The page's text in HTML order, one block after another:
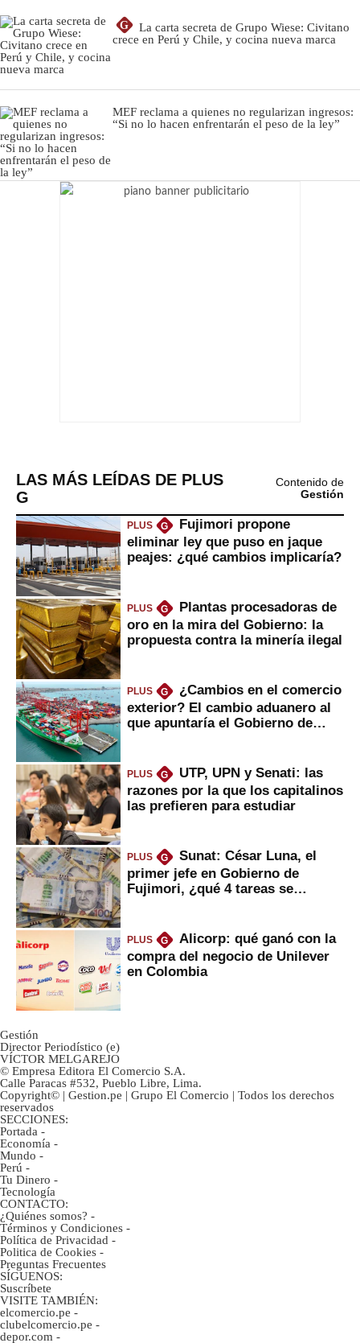
G
La carta secreta de Grupo Wiese: Civitano
crece en Perú y Chile, y cocina nueva marca
MEF reclama a quienes no regularizan ingresos:
“Si no lo hacen enfrentarán el peso de la ley”
LAS MÁS LEÍDAS DE PLUS
G
Contenido de
Gestión
PLUS G
Fujimori propone
eliminar ley que puso en jaque
peajes: ¿qué cambios implicaría?
PLUS G
Plantas procesadoras de
oro en la mira del Gobierno: la
propuesta contra la minería ilegal
PLUS G
¿Cambios en el comercio
exterior? El cambio aduanero al
que apuntaría el Gobierno de
PLUS G
UTP, UPN y Senati: las
razones por la que los capitalinos
las prefieren para estudiar
PLUS G
Sunat: César Luna, el
primer jefe en Gobierno de
Fujimori, ¿qué 4 tareas se
PLUS G
Alicorp: qué ganó con la
compra del negocio de Unilever
en Colombia
Gestión
Director Periodístico (e)
VÍCTOR MELGAREJO
© Empresa Editora El Comercio S.A.
Calle Paracas #532, Pueblo Libre, Lima.
Copyright© | Gestion.pe | Grupo El Comercio | Todos los derechos
reservados
SECCIONES:
Portada -
Economía -
Mundo -
Perú -
Tu Dinero -
Tecnología
CONTACTO:
¿Quiénes somos? -
Términos y Condiciones -
Política de Privacidad -
Politica de Cookies -
Preguntas Frecuentes
SÍGUENOS:
Suscríbete
VISITE TAMBIÉN:
elcomercio.pe -
clubelcomercio.pe -
depor.com -